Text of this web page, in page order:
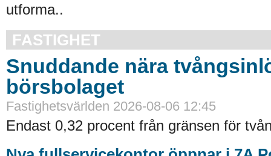
utforma..
FASTIGHET
Snuddande nära
börsbolaget
Fastighetsvärlden 2026-08-06 12:45
Endast 0,32 procent från gränsen för